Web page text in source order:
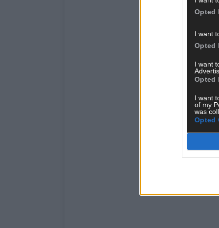
Opted
I want
Opted
I want
Opted
I want
of my
was
Opted